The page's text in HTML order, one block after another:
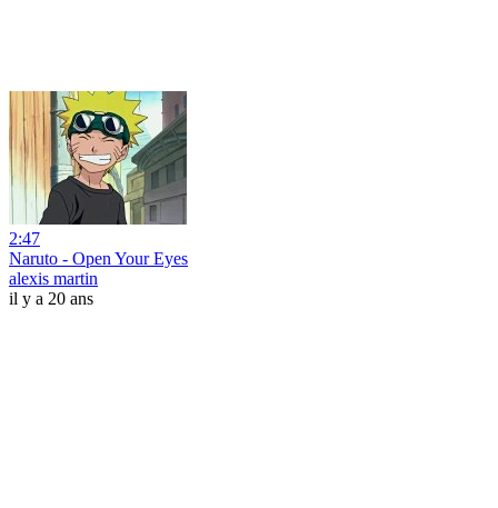
2:47
Naruto - Open Your Eyes
alexis martin
il y a 20 ans